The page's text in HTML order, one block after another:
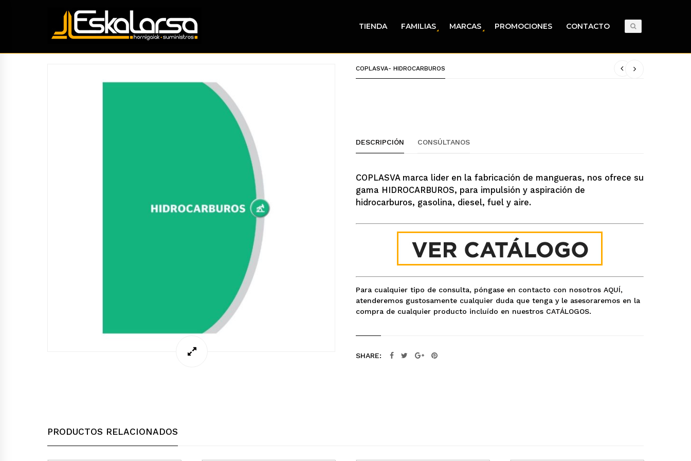
TIENDA FAMILIAS MARCAS PROMOCIONES CONTACTO
COPLASVA- HIDROCARBUROS
DESCRIPCIÓN CONSÚLTANOS
COPLASVA marca lider en la fabricación de mangueras, nos ofrece su
gama HIDROCARBUROS, para impulsión y aspiración de
hidrocarburos, gasolina, diesel, fuel y aire.
Para cualquier tipo de consulta, póngase en contacto con nosotros AQUÍ,
atenderemos gustosamente cualquier duda que tenga y le asesoraremos en la
compra de cualquier producto incluído en nuestros CATÁLOGOS.
SHARE:
PRODUCTOS RELACIONADOS